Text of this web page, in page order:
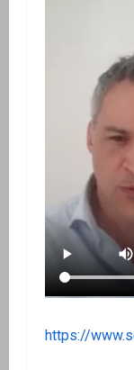
https://